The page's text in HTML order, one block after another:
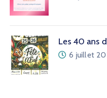
Les 40 ans
6 juillet